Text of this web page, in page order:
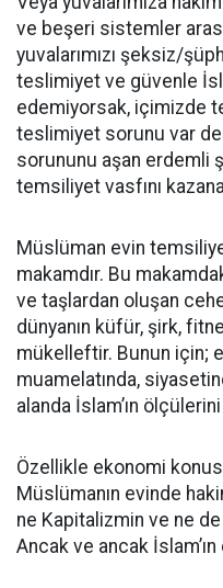
ve beşeri sistemler
yuvalarımızı şeksiz/
teslimiyet ve güvenle
edemiyorsak, içimizde
teslimiyet sorunu var
sorununu aşan erdemli
temsiliyet vasfını
Müslüman evin
makamdır. Bu
ve taşlardan oluşan
dünyanın küfür, şirk,
mükelleftir. Bunun için;
muamelatında,
alanda İslam’ın ölçülerini
Özellikle ekonomi
Müslümanın evinde
ne Kapitalizmin ve ne
Ancak ve ancak